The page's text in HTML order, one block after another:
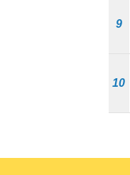
9
10